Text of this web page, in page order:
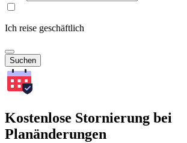
Ich reise geschäftlich
Suchen
Kostenlose Stornierung bei
Planänderungen